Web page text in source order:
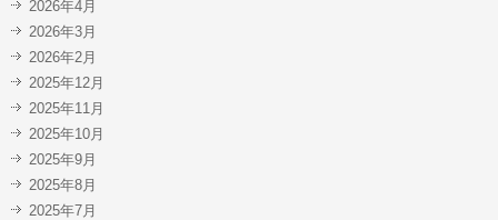
2026年4月
2026年3月
2026年2月
2025年12月
2025年11月
2025年10月
2025年9月
2025年8月
2025年7月